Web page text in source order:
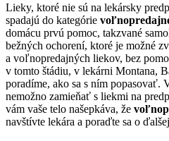
Lieky, ktoré nie sú na lekársky
spadajú do kategórie
domácu prvú pomoc, takzvané
bežných ochorení, ktoré je možné
a voľnopredajných liekov, bez
v tomto štádiu, v lekárni Montana,
poradíme, ako sa s ním popasovať.
nemožno zamieňať s liekmi na
vám vaše telo našepkáva, že
navštívte lekára a poraďte sa o